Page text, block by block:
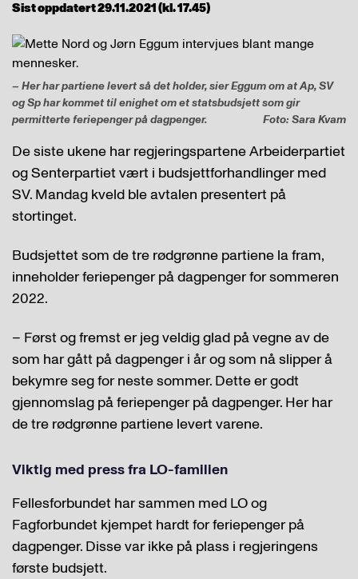
Sist oppdatert 29.11.2021 (kl. 17.45)
– Her har partiene levert så det holder, sier Eggum om at Ap, SV
og Sp har kommet til enighet om et statsbudsjett som gir
permitterte feriepenger på dagpenger.
Foto: Sara Kvam
De siste ukene har regjeringspartene Arbeiderpartiet
og Senterpartiet vært i budsjettforhandlinger med
SV. Mandag kveld ble avtalen presentert på
stortinget.
Budsjettet som de tre rødgrønne partiene la fram,
inneholder feriepenger på dagpenger for sommeren
2022.
– Først og fremst er jeg veldig glad på vegne av de
som har gått på dagpenger i år og som nå slipper å
bekymre seg for neste sommer. Dette er godt
gjennomslag på feriepenger på dagpenger. Her har
de tre rødgrønne partiene levert varene.
Viktig med press fra LO-familien
Fellesforbundet har sammen med LO og
Fagforbundet kjempet hardt for feriepenger på
dagpenger. Disse var ikke på plass i regjeringens
første budsjett.